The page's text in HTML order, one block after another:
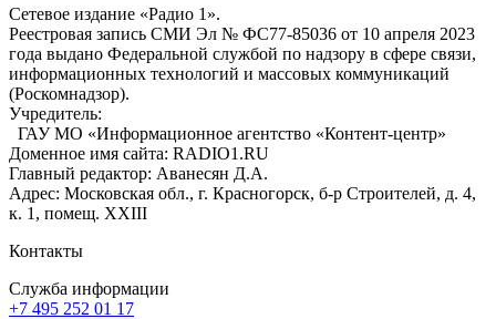
Сетевое издание «Радио 1».
Реестровая запись СМИ Эл № ФС77-85036 от 10 апреля 2023
года выдано Федеральной службой по надзору в сфере связи,
информационных технологий и массовых коммуникаций
(Роскомнадзор).
Учредитель:
ГАУ МО «Информационное агентство «Контент-центр»
Доменное имя сайта: RADIO1.RU
Главный редактор: Аванесян Д.А.
Адрес: Московская обл., г. Красногорск, б-р Строителей, д. 4,
к. 1, помещ. XXIII
Контакты
Служба информации
+7 495 252 01 17